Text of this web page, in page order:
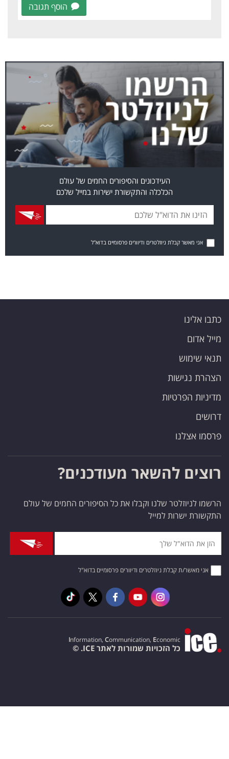
הוסף תגובה
העידכונים והסיפורים החמים של עולם
הכלכלה והתקשורת ישירות במייל שלכם
אני מאשר קבלת ניוזלטרים ודיוורים פרסומיים בדוא"ל
כתבו אלינו
מייל אדום
תנאי שימוש
הצהרת נגישות
מדיניות הפרטיות
דרושים
פרסמו אצלנו
רוצים להשאר מעודכנים?
הרשמו לניוזלטר שלנו וקבלו את כל הסיפורים החמים של עולם
התקשורת ישרות למייל
אני מאשר/ת קבלת ניוזלטרים ודיוורים פרסומיים בדוא"ל
Information, Communication, Economic
כל הזכויות שמורות לאתר ICE. ©